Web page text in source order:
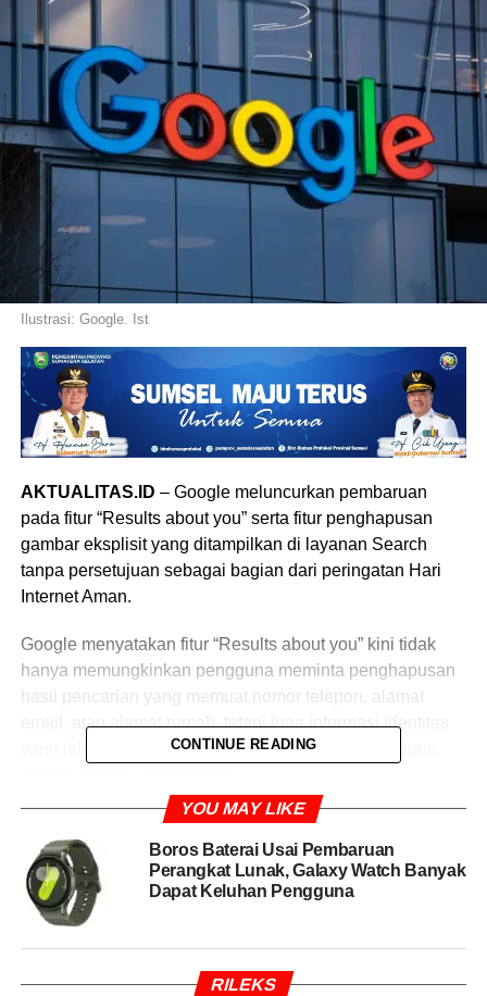
Ilustrasi: Google. Ist
AKTUALITAS.ID – Google meluncurkan pembaruan
pada fitur “Results about you” serta fitur penghapusan
gambar eksplisit yang ditampilkan di layanan Search
tanpa persetujuan sebagai bagian dari peringatan Hari
Internet Aman.
Google menyatakan fitur “Results about you” kini tidak
hanya memungkinkan pengguna meminta penghapusan
hasil pencarian yang memuat nomor telepon, alamat
email, atau alamat rumah, tetapi juga informasi identitas
yang lebih sensitif seperti nomor SIM, paspor, maupun
Fitur tersebut dapat diakses melalui aplikasi Google
dengan mengetuk foto akun Google, lalu memilih menu
“Results about you”, dilansir dari Tech Crunch pada Rabu
(11/2/2026).
Pengguna baru perlu memilih opsi “Get started” dan
memasukkan informasi pribadi yang ingin dipantau.
CONTINUE READING
YOU MAY LIKE
Boros Baterai Usai Pembaruan
Perangkat Lunak, Galaxy Watch Banyak
Dapat Keluhan Pengguna
RILEKS